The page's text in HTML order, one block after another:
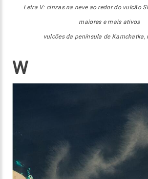
Letra V: cinzas na neve ao redor do vulcão
maiores e mais ativos
vulcões da península de Kamchatka,
W